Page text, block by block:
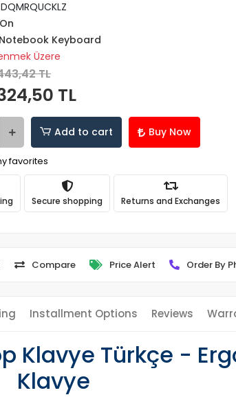
Notebook Keyboard
Üzere
TL
TL
Add to cart Buy Now
favorites
Secure shopping Returns and Exchanges
Compare Price Alert Order By
Installment Options Reviews
Klavye Türkçe -
Klavye